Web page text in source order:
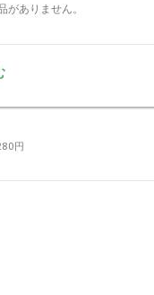
がありません。
円